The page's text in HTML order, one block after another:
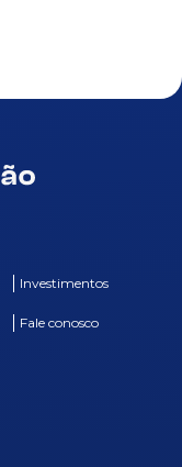
Investimentos
Fale conosco